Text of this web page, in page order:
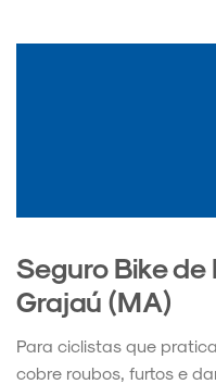
Seguro Bike
Grajaú (MA)
Para ciclistas que
cobre roubos, furtos e